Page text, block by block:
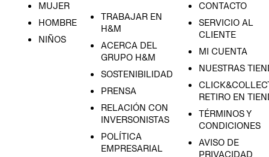
MUJER
HOMBRE
NIÑOS
TRABAJAR EN
H&M
ACERCA DEL
GRUPO H&M
SOSTENIBILIDAD
PRENSA
RELACIÓN CON
INVERSONISTAS
POLÍTICA
EMPRESARIAL
CONTACTO
SERVICIO AL
CLIENTE
MI CUENTA
NUESTRAS
RETIRO EN
TÉRMINOS Y
CONDICIONES
AVISO DE
PRIVACIDAD